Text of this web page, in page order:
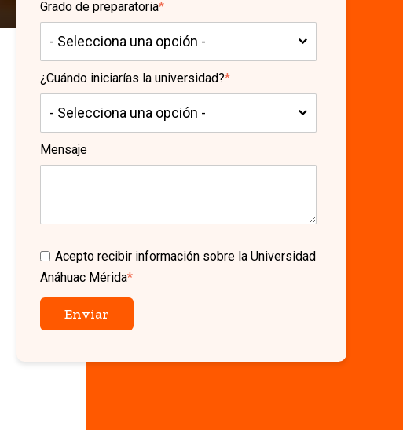
Grado de preparatoria*
¿Cuándo iniciarías la universidad?*
Mensaje
Acepto recibir información sobre la Universidad
Anáhuac Mérida*